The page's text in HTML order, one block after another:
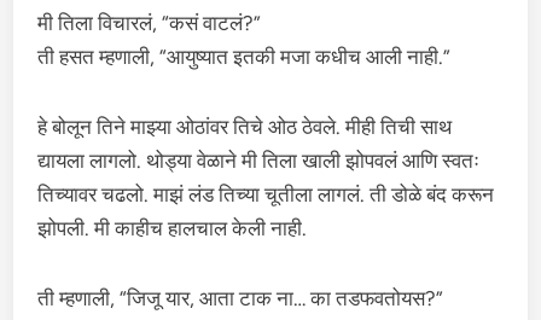
मी तिला विचारलं, “कसं वाटलं?”
ती हसत म्हणाली, “आयुष्यात इतकी मजा कधीच आली नाही.”
हे बोलून तिने माझ्या ओठांवर तिचे ओठ ठेवले. मीही तिची साथ
द्यायला लागलो. थोड्या वेळाने मी तिला खाली झोपवलं आणि स्वतः
तिच्यावर चढलो. माझं लंड तिच्या चूतीला लागलं. ती डोळे बंद करून
झोपली. मी काहीच हालचाल केली नाही.
ती म्हणाली, “जिजू यार, आता टाक ना… का तडफवतोयस?”